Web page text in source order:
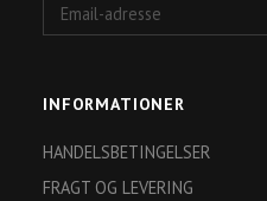
adresse
INFORMATIONER
HANDELSBETINGELSER
FRAGT OG LEVERING